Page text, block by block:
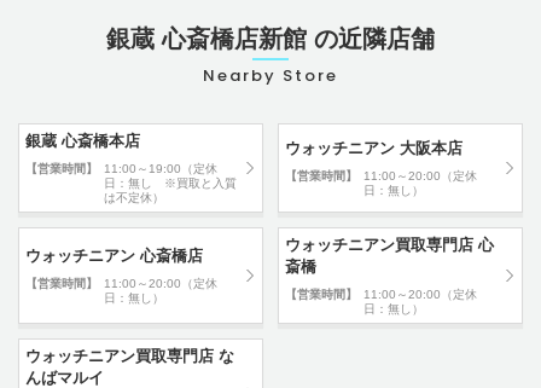
銀蔵 心斎橋店新館 の近隣店舗
Nearby Store
銀蔵 心斎橋本店
【営業時間】
11:00～19:00（定休
日：無し ※買取と入質
は不定休）
ウォッチニアン 大阪本店
【営業時間】
11:00～20:00（定休
日：無し）
ウォッチニアン 心斎橋店
【営業時間】
11:00～20:00（定休
日：無し）
ウォッチニアン買取専門店 心
斎橋
【営業時間】
11:00～20:00（定休
日：無し）
ウォッチニアン買取専門店 な
んばマルイ